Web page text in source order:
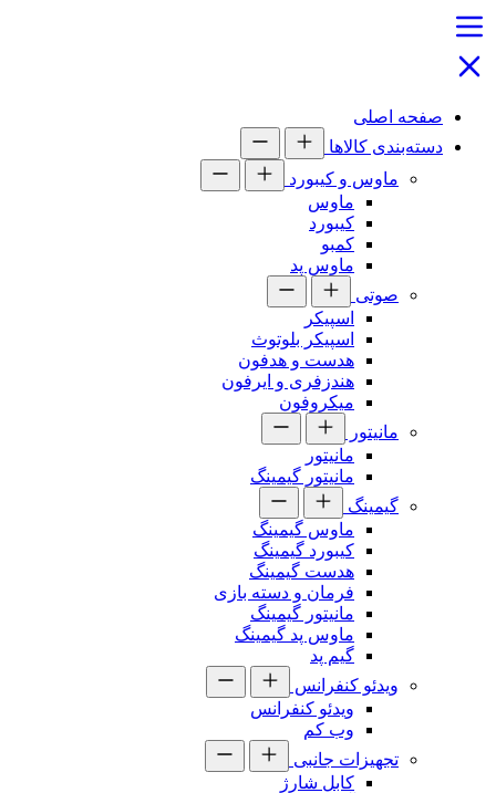
صفحه اصلی
دسته‌بندی کالاها
ماوس و کیبورد
ماوس
کیبورد
کمبو
ماوس پد
صوتی
اسپیکر
اسپیکر بلوتوث
هدست و هدفون
هندزفری و ایرفون
میکروفون
مانیتور
مانیتور
مانیتور گیمینگ
گیمینگ
ماوس گیمینگ
کیبورد گیمینگ
هدست گیمینگ
فرمان و دسته بازی
مانیتور گیمینگ
ماوس پد گیمینگ
گیم پد
ویدئو کنفرانس
ویدئو کنفرانس
وب کم
تجهیزات جانبی
کابل شارژ